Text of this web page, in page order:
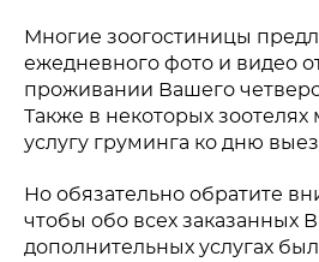
Многие зоогостиницы
ежедневного фото и видео
проживании Вашего
Также в некоторых зоотелях
услугу груминга ко дню
Но обязательно обратите
чтобы обо всех заказанных
дополнительных услугах